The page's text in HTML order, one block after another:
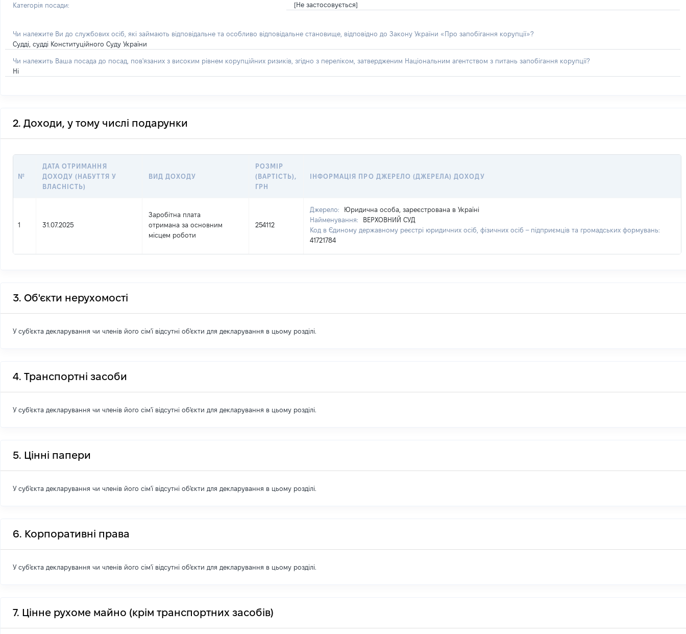
Категорія посади: [Не застосовується]
Чи належите Ви до службових осіб, які займають відповідальне та особливо відповідальне становище, відповідно до Закону України «Про запобігання корупції»?
Судді, судді Конституційного Суду України
Чи належить Ваша посада до посад, пов'язаних з високим рівнем корупційних ризиків, згідно з переліком, затвердженим Національним агентством з питань запобігання корупції?
Ні
2. Доходи, у тому числі подарунки
№
ДАТА ОТРИМАННЯ
ДОХОДУ (НАБУТТЯ У
ВЛАСНІСТЬ)
ВИД ДОХОДУ
РОЗМІР
(ВАРТІСТЬ),
ГРН
ІНФОРМАЦІЯ ПРО ДЖЕРЕЛО (ДЖЕРЕЛА) ДОХОДУ
1 31.07.2025
Заробітна плата
отримана за основним
місцем роботи
254112
Джерело:
Юридична особа, зареєстрована в Україні
Найменування:
ВЕРХОВНИЙ СУД
Код в Єдиному державному реєстрі юридичних осіб, фізичних осіб – підприємців та громадських формувань:
41721784
3. Об'єкти нерухомості
У суб'єкта декларування чи членів його сім'ї відсутні об'єкти для декларування в цьому розділі.
4. Транспортні засоби
У суб'єкта декларування чи членів його сім'ї відсутні об'єкти для декларування в цьому розділі.
5. Цінні папери
У суб'єкта декларування чи членів його сім'ї відсутні об'єкти для декларування в цьому розділі.
6. Корпоративні права
У суб'єкта декларування чи членів його сім'ї відсутні об'єкти для декларування в цьому розділі.
7. Цінне рухоме майно (крім транспортних засобів)